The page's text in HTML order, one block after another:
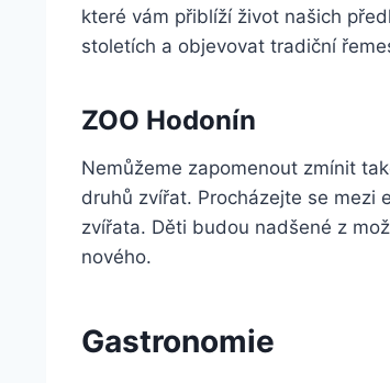
které vám přiblíží život našich
stoletích a objevovat tradiční
ZOO Hodonín
Nemůžeme zapomenout zmínit
druhů zvířat. Procházejte se mezi
zvířata. Děti budou nadšené z
nového.
Gastronomie